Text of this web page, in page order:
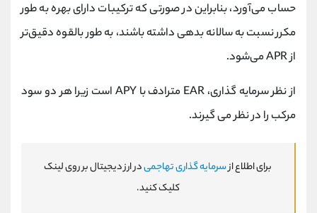
حساب می‌آورد، بنابراین در صورتی که ترکیبات دارای بهره به طور
مکرر نسبت به سالانه بدهی داشته باشند، به طور بالقوه دقیق‌تر
از APR می‌شود.
از نظر سرمایه گذاری، EAR مترادف با APY است زیرا هر دو سود
مرکب را در نظر می گیرند.
برای اطلاع ازسرمایه گذاری تهاجمیدر ارز دیجیتال بر روی لینک
کلیک کنید.